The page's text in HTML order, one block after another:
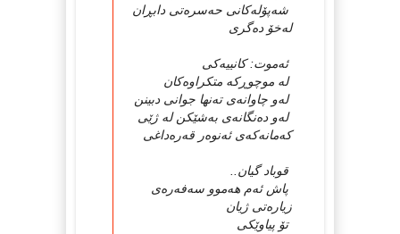
شەپۆلەكانی حەسرەتی دابڕان
لەخۆ دەگری
ئەموت: كانییەكی
لە موچوڕكە متكراوەكان
لەو چاوانەی تەنها جوانی دبینن
لەو دەنگانەی بەشێكن لە ژێی
كەمانەكەی ئەنوەر قەرەداغی
قوباد گیان..
پاش ئەم هەموو سەفەرەی
زیارەتی ژیان
تۆ پیاوێكی